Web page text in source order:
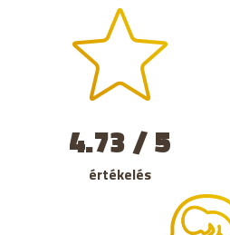
4.73 / 5
értékelés